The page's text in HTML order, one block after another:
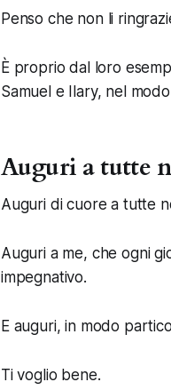
Penso che non li
È proprio dal loro
Samuel e Ilary, nel
Auguri a tutte
Auguri di cuore a tutte
Auguri a me, che ogni
impegnativo.
E auguri, in modo
Ti voglio bene.